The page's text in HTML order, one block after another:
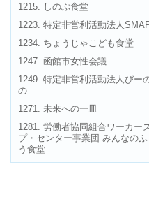
1215. しのぶ食堂
1223. 特定非営利活動法人
1234. ちょうじゃこども食堂
1247. 函館市女性会議
1249. 特定非営利活動法人びー
の
1271. 未来への一皿
1281. 労働者協同組合ワーカー
プ・センター事業団 みんなのふ
う食堂